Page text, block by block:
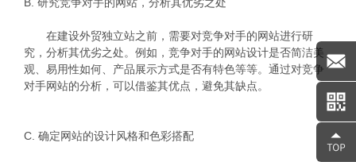
在建设外贸独立站之前，需要对竞争对手的网站进行研
究，分析其优劣之处。例如，竞争对手的网站设计是否简洁美
观、易用性如何、产品展示方式是否有特色等等。通过对竞争
对手网站的分析，可以借鉴其优点，避免其缺点。
C. 确定网站的设计风格和色彩搭配